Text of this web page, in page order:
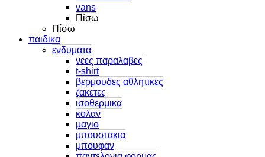
vans
Πίσω
Πίσω
παιδικα
ενδυματα
νεες παραλαβες
t-shirt
βερμουδες αθλητικες
ζακετες
ισοθερμικα
κολαν
μαγιο
μπουστακια
μπουφαν